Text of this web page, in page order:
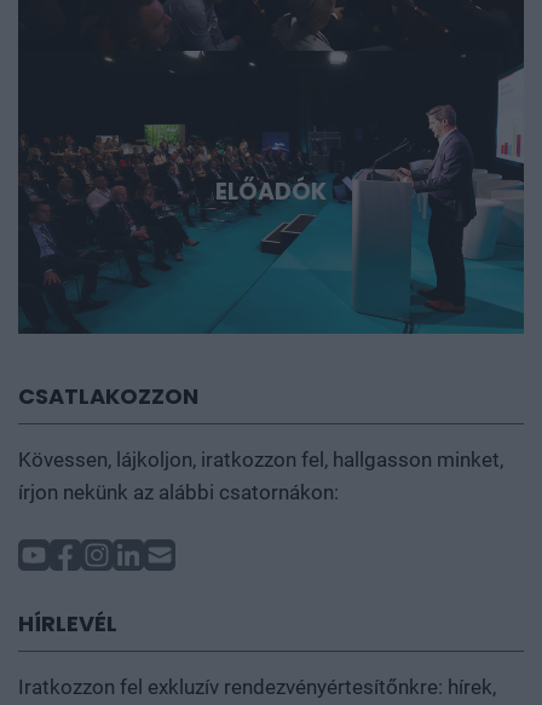
ELŐADÓK
CSATLAKOZZON
Kövessen, lájkoljon, iratkozzon fel, hallgasson minket,
írjon nekünk az alábbi csatornákon:
HÍRLEVÉL
Iratkozzon fel exkluzív rendezvényértesítőnkre: hírek,